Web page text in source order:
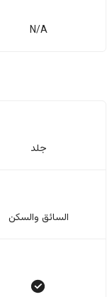
N/A
جلد
السائق والسکن